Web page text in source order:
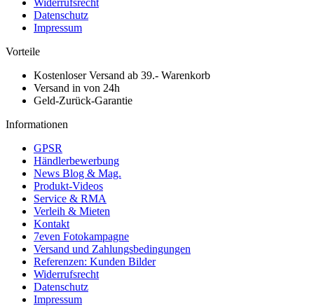
Widerrufsrecht
Datenschutz
Impressum
Vorteile
Kostenloser Versand ab 39.- Warenkorb
Versand in von 24h
Geld-Zurück-Garantie
Informationen
GPSR
Händlerbewerbung
News Blog & Mag.
Produkt-Videos
Service & RMA
Verleih & Mieten
Kontakt
7even Fotokampagne
Versand und Zahlungsbedingungen
Referenzen: Kunden Bilder
Widerrufsrecht
Datenschutz
Impressum